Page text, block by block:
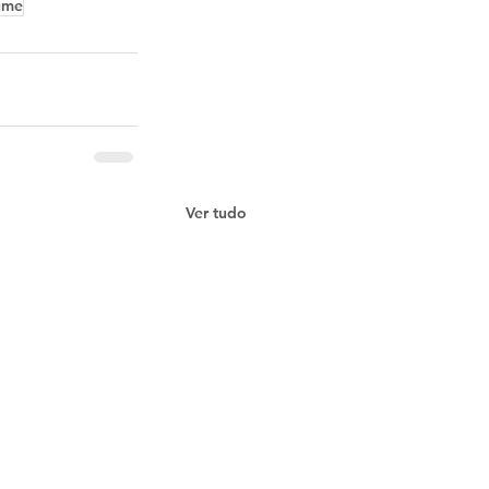
Ver tudo